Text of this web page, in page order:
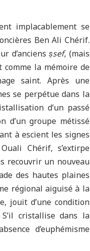
implacablement se
Ben Ali Chérif.
d’anciensṣsef, (mais
la mémoire de
saint. Après une
se perpétue dans la
d’un passé
d’un groupe métissé
à escient les signes
Chérif, s’extirpe
recouvrir un nouveau
des hautes plaines
régional aiguisé à la
jouit d’une condition
cristallise dans la
d’euphémisme